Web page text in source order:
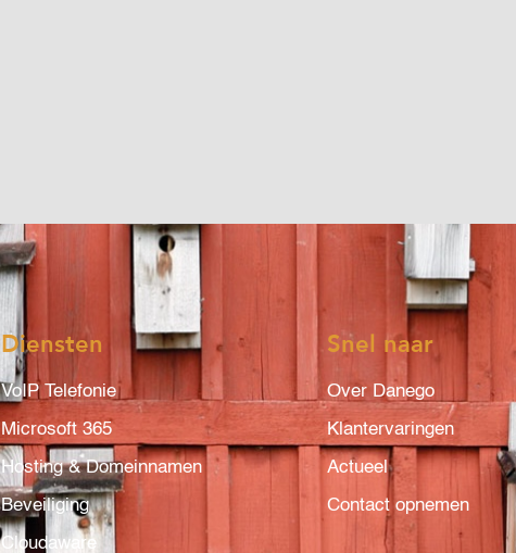
Diensten
VoIP Telefonie
Microsoft 365
Hosting & Domeinnamen
Beveiliging
Cloudaware
Snel naar
Over Danego
Klantervaringen
Actueel
Contact opnemen